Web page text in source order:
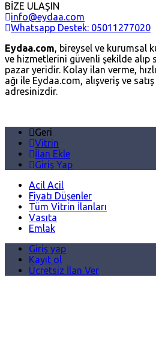
BİZE ULAŞIN
info@eydaa.com
Whatsapp Destek: 05011277020
Eydaa.com, bireysel ve kurumsal
ve hizmetlerini güvenli şekilde alıp
pazar yeridir. Kolay ilan verme,
ağı ile Eydaa.com, alışveriş ve
adresinizdir.
Geri
Vitrin
İlan Ekle
Giriş Yap
Acil Acil
Fiyatı Düşenler
Tüm Vitrin İlanları
Vasıta
Emlak
Giriş yap
Kayıt ol
Ücretsiz İlan Ver